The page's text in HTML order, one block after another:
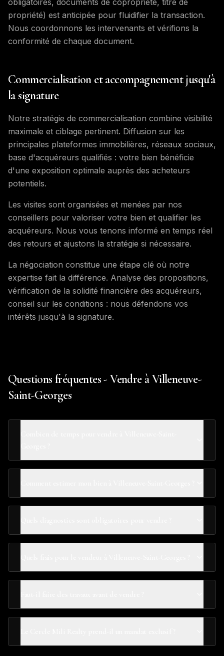
obligatoires, documents de copropriété, titre de
propriété) est anticipée pour fluidifier la transaction.
Nous coordonnons les intervenants et vérifions la
conformité de chaque document.
Commercialisation et accompagnement jusqu'à
la signature
Notre stratégie de commercialisation combine visibilité
maximale et ciblage pertinent. Diffusion sur les
principales plateformes immobilières, réseaux sociaux,
base d'acquéreurs qualifiés : votre bien bénéficie
d'une exposition optimale auprès des acheteurs
potentiels.
Les visites sont organisées et menées par nos
conseillers pour valoriser votre bien et qualifier les
acquéreurs. Nous vous tenons informé en temps réel
des retours et ajustons la stratégie si nécessaire.
La négociation constitue une étape clé où notre
expertise fait la différence. Analyse des propositions,
vérification de la solidité financière des acquéreurs,
conseil sur les conditions : nous défendons vos
intérêts jusqu'à la signature.
Questions fréquentes - Vendre à Villeneuve-
Saint-Georges